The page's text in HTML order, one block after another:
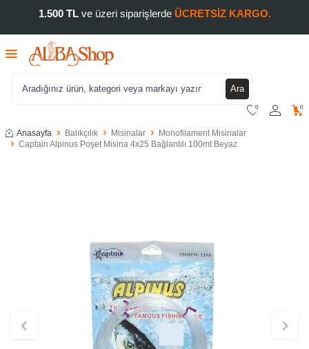
1.500 TLve üzeri siparişlerde ÜCRETSİZ KARGO.
Ara
0 0
Anasayfa Balıkçılık Misinalar
Monofilament Misinalar
Captain Alpinus Poşet Misina 4x25 Bağlantılı 100mt Beyaz